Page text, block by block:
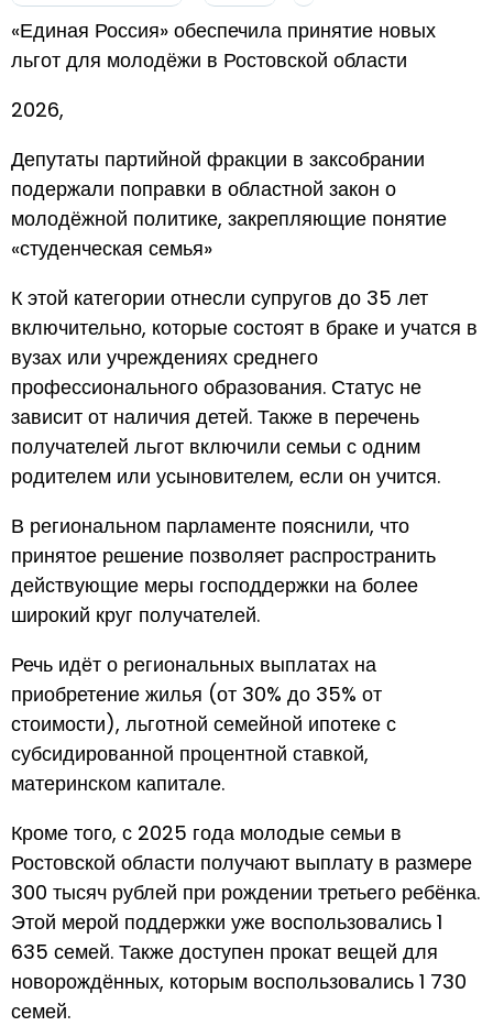
«Единая Россия» обеспечила принятие новых
льгот для молодёжи в Ростовской области
2026,
Депутаты партийной фракции в заксобрании
подержали поправки в областной закон о
молодёжной политике, закрепляющие понятие
«студенческая семья»
К этой категории отнесли супругов до 35 лет
включительно, которые состоят в браке и учатся в
вузах или учреждениях среднего
профессионального образования. Статус не
зависит от наличия детей. Также в перечень
получателей льгот включили семьи с одним
родителем или усыновителем, если он учится.
В региональном парламенте пояснили, что
принятое решение позволяет распространить
действующие меры господдержки на более
широкий круг получателей.
Речь идёт о региональных выплатах на
приобретение жилья (от 30% до 35% от
стоимости), льготной семейной ипотеке с
субсидированной процентной ставкой,
материнском капитале.
Кроме того, с 2025 года молодые семьи в
Ростовской области получают выплату в размере
300 тысяч рублей при рождении третьего ребёнка.
Этой мерой поддержки уже воспользовались 1
635 семей. Также доступен прокат вещей для
новорождённых, которым воспользовались 1 730
семей.